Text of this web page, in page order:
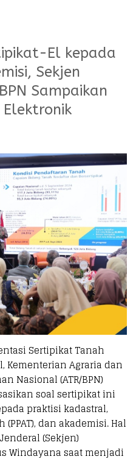
El kepada
Sekjen
Sampaikan
Sertipikat Tanah
Kementerian Agraria dan
Nasional (ATR/BPN)
soal sertipikat ini
praktisi kadastral,
dan akademisi. Hal
(Sekjen)
Windayana saat menjadi